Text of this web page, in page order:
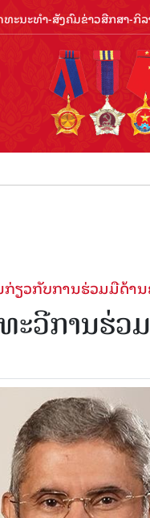
ທະນະທຳ-ສັງຄົມຂ່າວສືກສາ-ກິ
ກ່ຽວກັບການຮ່ວມມືດ້າ
ະວີການຮ່